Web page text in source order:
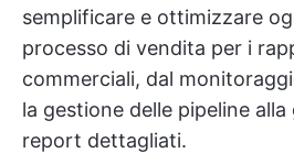
semplificare e ottimizzare
processo di vendita per i
commerciali, dal
la gestione delle pipeline
report dettagliati.